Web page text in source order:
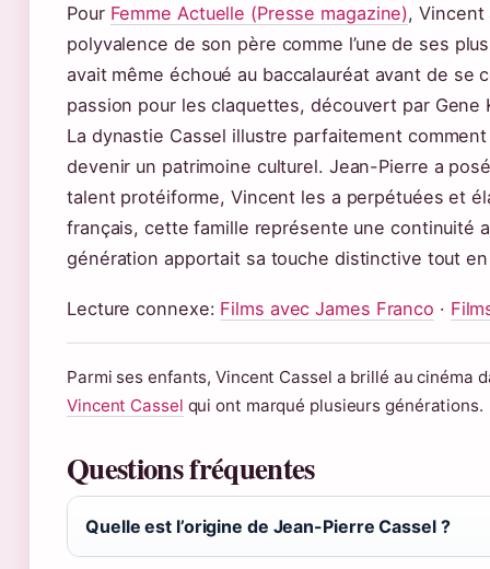
Pour Femme Actuelle (Presse magazine), Vincent
polyvalence de son père comme l’une de ses
avait même échoué au baccalauréat avant de se
passion pour les claquettes, découvert par Gene
La dynastie Cassel illustre parfaitement
devenir un patrimoine culturel. Jean-Pierre a
talent protéiforme, Vincent les a perpétuées et
français, cette famille représente une continuité
génération apportait sa touche distinctive tout en
Lecture connexe: Films avec James Franco ·
Parmi ses enfants, Vincent Cassel a brillé au cinéma
Vincent Cassel qui ont marqué plusieurs générations.
Questions fréquentes
Quelle est l’origine de Jean-Pierre Cassel ?